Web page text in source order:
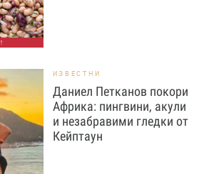
ИЗВЕСТНИ
Даниел Петканов покори
Африка: пингвини, акули
и незабравими гледки от
Кейптаун